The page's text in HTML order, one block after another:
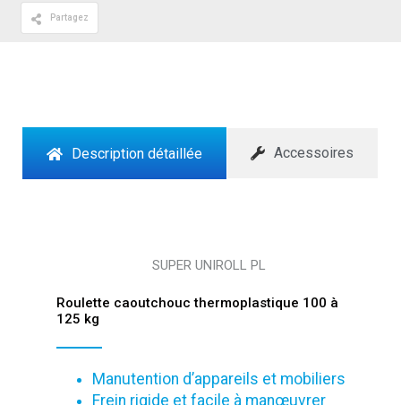
Partagez
Description détaillée Accessoires
SUPER UNIROLL PL
Roulette caoutchouc thermoplastique 100 à
125 kg
Manutention d’appareils et mobiliers
Frein rigide et facile à manœuvrer